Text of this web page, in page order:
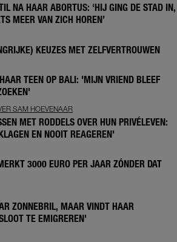
NA HAAR ABORTUS: ‘HIJ GING DE STAD IN,
MEER VAN ZICH HOREN’
KEUZES MET ZELFVERTROUWEN
TEEN OP BALI: 'MIJN VRIEND BLEEF
SAM HOEVENAAR
MET RODDELS OVER HUN PRIVÉLEVEN:
EN NOOIT REAGEREN'
3000 EURO PER JAAR ZÓNDER DAT
ZONNEBRIL, MAAR VINDT HAAR
TE EMIGREREN'